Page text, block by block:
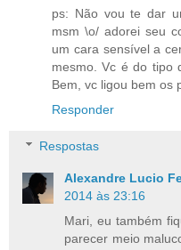
ps: Não vou te dar
msm \o/ adorei seu
um cara sensível a
mesmo. Vc é do tipo
Bem, vc ligou bem os
Responder
Respostas
Alexandre Lucio
2014 às 23:16
Mari, eu também
parecer meio